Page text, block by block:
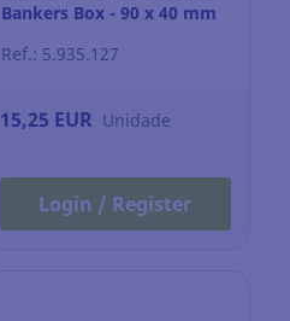
Bankers Box - 90 x 40 mm
Ref.: 5.935.127
15,25 EUR Unidade
Login / Register